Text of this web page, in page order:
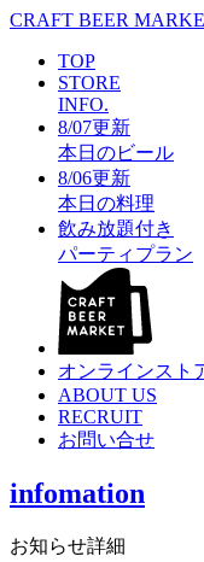
CRAFT BEER
TOP
STORE
INFO.
8/07更新
本日のビール
8/06更新
本日の料理
飲み放題付き
パーティプラン
オンラインスト
ABOUT US
RECRUIT
お問い合せ
infomation
お知らせ詳細